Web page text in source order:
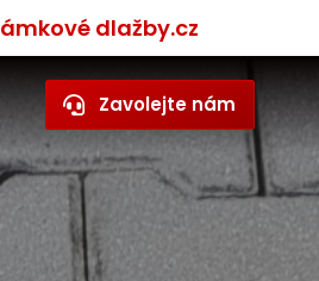
dlažby.cz
Zavolejte nám